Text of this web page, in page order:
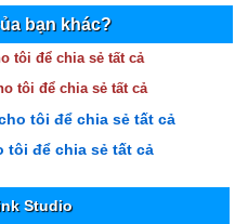
bạn khác?
tôi để chia sẻ tất cả
tôi để chia sẻ tất cả
tôi để chia sẻ tất cả
tôi để chia sẻ tất cả
Studio